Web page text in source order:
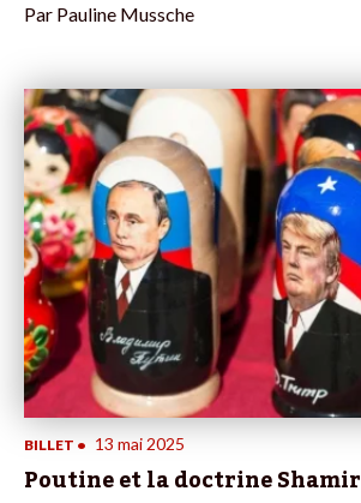
Par Pauline Mussche
BILLET • 13 mai 2025
Poutine et la doctrine Shamir